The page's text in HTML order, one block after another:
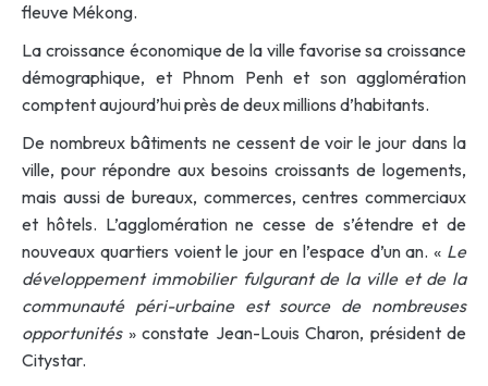
fleuve Mékong.
La croissance économique de la ville favorise sa croissance
démographique, et Phnom Penh et son agglomération
comptent aujourd’hui près de deux millions d’habitants.
De nombreux bâtiments ne cessent de voir le jour dans la
ville, pour répondre aux besoins croissants de logements,
mais aussi de bureaux, commerces, centres commerciaux
et hôtels. L’agglomération ne cesse de s’étendre et de
nouveaux quartiers voient le jour en l’espace d’un an. « Le
développement immobilier fulgurant de la ville et de la
communauté péri-urbaine est source de nombreuses
opportunités» constate Jean-Louis Charon, président de
Citystar.